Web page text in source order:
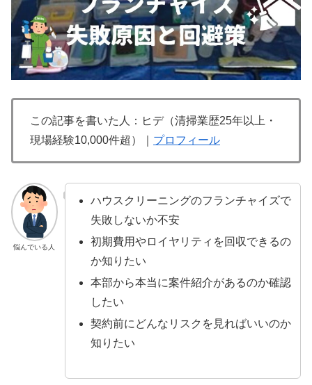
この記事を書いた人：ヒデ（清掃業歴25年以上・
現場経験10,000件超）｜ プロフィール
悩んでいる人
ハウスクリーニングのフランチャイズで
失敗しないか不安
初期費用やロイヤリティを回収できるの
か知りたい
本部から本当に案件紹介があるのか確認
したい
契約前にどんなリスクを見ればいいのか
知りたい